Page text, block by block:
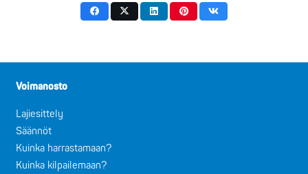
Voimanosto
Lajiesittely
Säännöt
Kuinka harrastamaan?
Kuinka kilpailemaan?